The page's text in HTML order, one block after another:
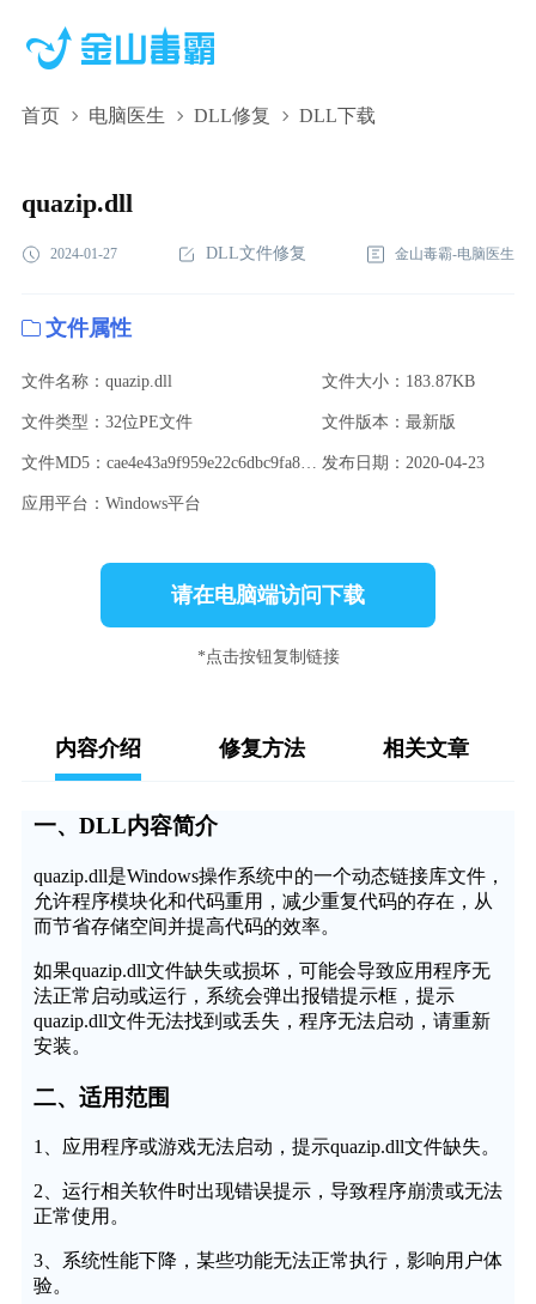
首页 电脑医生 DLL修复 DLL下载
quazip.dll,quazip.dll下载,quazip.dll修复
quazip.dll
2024-01-27 DLL文件修复 金山毒霸-电脑医生
文件属性
文件名称：quazip.dll 文件大小：183.87KB
文件类型：32位PE文件 文件版本：最新版
文件MD5：cae4e43a9f959e22c6dbc9fa8310d2cb 发布日期：2020-04-23
应用平台：Windows平台
请在电脑端访问下载
*点击按钮复制链接
内容介绍 修复方法 相关文章
一、DLL内容简介
quazip.dll是Windows操作系统中的一个动态链接库文件，
允许程序模块化和代码重用，减少重复代码的存在，从
而节省存储空间并提高代码的效率。
如果quazip.dll文件缺失或损坏，可能会导致应用程序无
法正常启动或运行，系统会弹出报错提示框，提示
quazip.dll文件无法找到或丢失，程序无法启动，请重新
安装。
二、适用范围
1、应用程序或游戏无法启动，提示quazip.dll文件缺失。
2、运行相关软件时出现错误提示，导致程序崩溃或无法
正常使用。
3、系统性能下降，某些功能无法正常执行，影响用户体
验。